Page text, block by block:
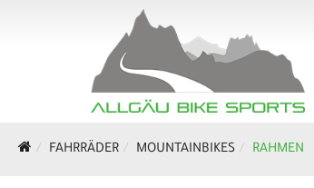
FAHRRÄDER MOUNTAINBIKES RAHMEN